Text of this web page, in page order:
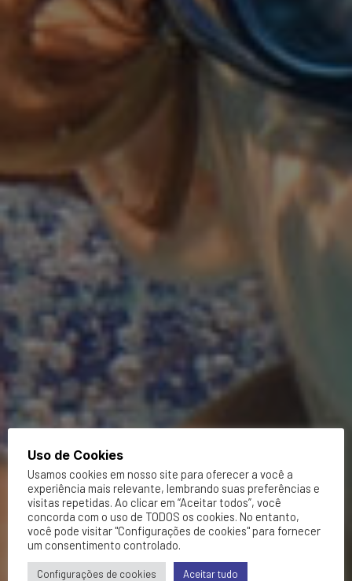
Uso de Cookies
Usamos cookies em nosso site para oferecer a você a
experiência mais relevante, lembrando suas preferências e
visitas repetidas. Ao clicar em “Aceitar todos”, você
concorda com o uso de TODOS os cookies. No entanto,
você pode visitar "Configurações de cookies" para fornecer
um consentimento controlado.
Configurações de cookies Aceitar tudo